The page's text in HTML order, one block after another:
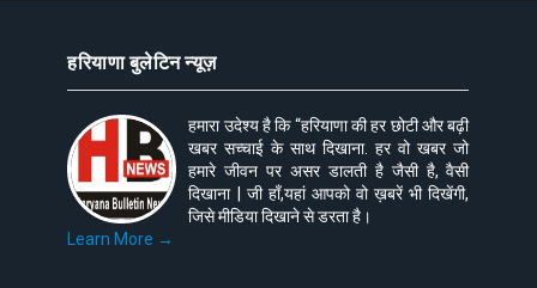
हरियाणा बुलेटिन न्यूज़
हमारा उदेश्य है कि “हरियाणा की हर छोटी और बढ़ी
खबर सच्चाई के साथ दिखाना. हर वो खबर जो
हमारे जीवन पर असर डालती है जैसी है, वैसी
दिखाना | जी हाँ,यहां आपको वो ख़बरें भी दिखेंगी,
जिसे मीडिया दिखाने से डरता है।
Learn More →